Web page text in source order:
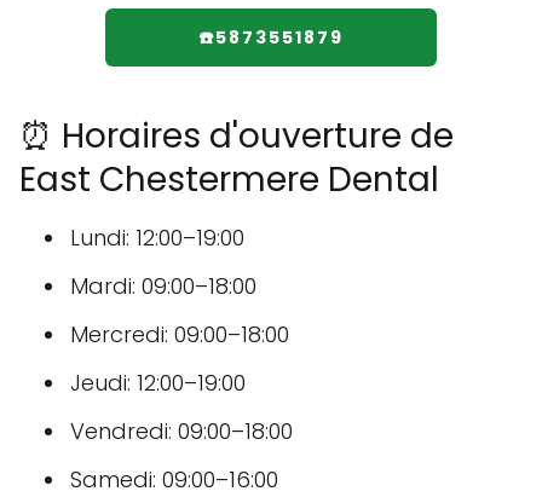
☎️5873551879
⏰ Horaires d'ouverture de
East Chestermere Dental
Lundi: 12:00–19:00
Mardi: 09:00–18:00
Mercredi: 09:00–18:00
Jeudi: 12:00–19:00
Vendredi: 09:00–18:00
Samedi: 09:00–16:00